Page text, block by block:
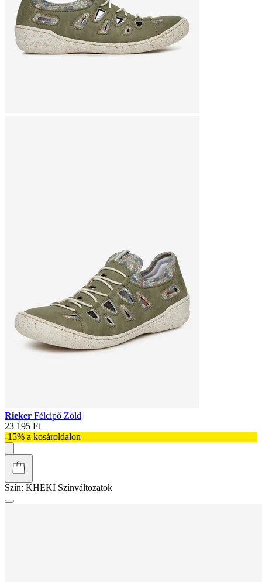
Rieker Félcipő Zöld
23 195 Ft
-15% a kosároldalon
Szín: KHEKI Színváltozatok